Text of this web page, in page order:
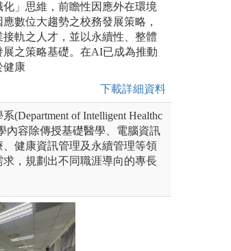
」思維，前瞻性因應外在環境
數位大趨勢之校務發展策略，
軌之人才，並以永續性、整體
之策略基礎。在AI已成為推動
健康
下載詳細資料
(Department of Intelligent Healthc
學內容除傳授基礎醫學、電腦資訊
健康資訊管理及永續管理等領
，規劃出不同職涯導向的專長